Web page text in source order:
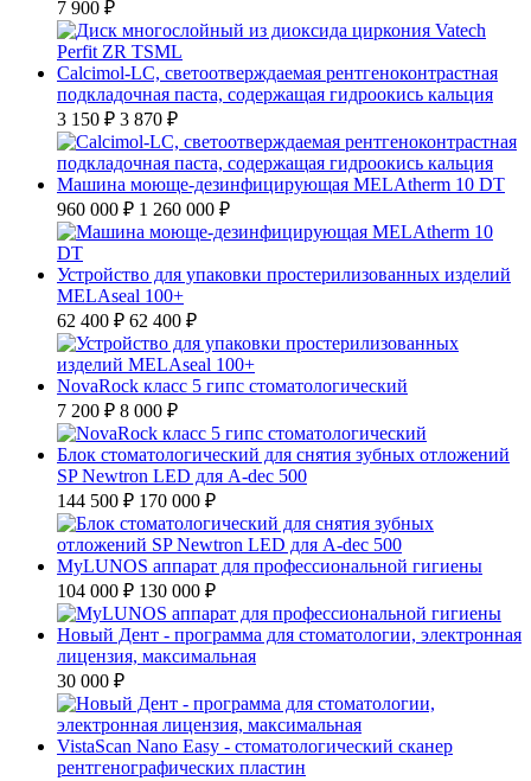
7 900 ₽
Calcimol-LC, светоотверждаемая рентгеноконтрастная
подкладочная паста, содержащая гидроокись кальция
3 150 ₽ 3 870 ₽
Машина моюще-дезинфицирующая MELAtherm 10 DT
960 000 ₽ 1 260 000 ₽
Устройство для упаковки простерилизованных изделий
MELAseal 100+
62 400 ₽ 62 400 ₽
NovaRock класс 5 гипс стоматологический
7 200 ₽ 8 000 ₽
Блок стоматологический для снятия зубных отложений
SP Newtron LED для A-dec 500
144 500 ₽ 170 000 ₽
MyLUNOS аппарат для профессиональной гигиены
104 000 ₽ 130 000 ₽
Новый Дент - программа для стоматологии, электронная
лицензия, максимальная
30 000 ₽
VistaScan Nano Easy - стоматологический сканер
рентгенографических пластин